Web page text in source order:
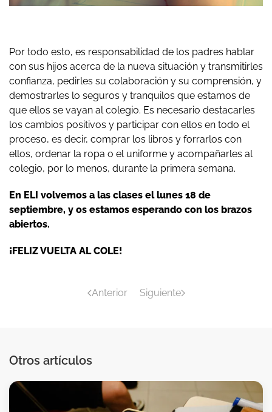
Por todo esto, es responsabilidad de los padres hablar
con sus hijos acerca de la nueva situación y transmitirles
confianza, pedirles su colaboración y su comprensión, y
demostrarles lo seguros y tranquilos que estamos de
que ellos se vayan al colegio. Es necesario destacarles
los cambios positivos y participar con ellos en todo el
proceso, es decir, comprar los libros y forrarlos con
ellos, ordenar la ropa o el uniforme y acompañarles al
colegio, por lo menos, durante la primera semana.
En ELI volvemos a las clases el lunes 18 de
septiembre, y os estamos esperando con los brazos
abiertos.
¡FELIZ VUELTA AL COLE!
Anterior Siguiente
Otros artículos